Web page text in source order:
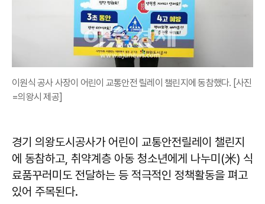
이원식 공사 사장이 어린이 교통안전 릴레이 챌린지에 동참했다. [사진
=의왕시 제공]
경기 의왕도시공사가 어린이 교통안전릴레이 챌린지
에 동참하고, 취약계층 아동 청소년에게 나누미(米) 식
료품꾸러미도 전달하는 등 적극적인 정책활동을 펴고
있어 주목된다.